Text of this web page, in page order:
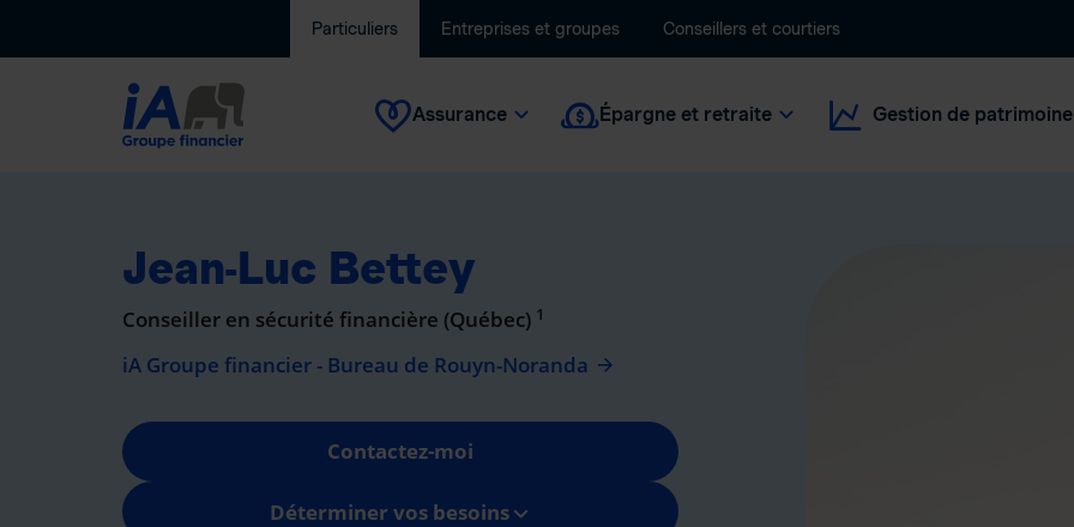
Particuliers Entreprises et groupes Conseillers et courtiers
Assurance Épargne et retraite Gestion de patrimoine
Jean-Luc Bettey
Conseiller en sécurité financière (Québec) 1
iA Groupe financier - Bureau de Rouyn-Noranda
Contactez-moi
Déterminer vos besoins